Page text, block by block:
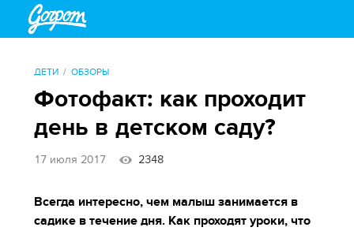
ДЕТИ ОБЗОРЫ
Фотофакт: как проходит
день в детском саду?
17 июля 2017 2348
Всегда интересно, чем малыш занимается в
садике в течение дня. Как проходят уроки, что